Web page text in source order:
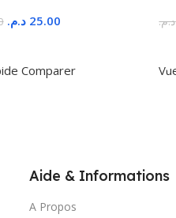
25.00 د.م.
Comparer
د.م.
Aide & Informations
A Propos